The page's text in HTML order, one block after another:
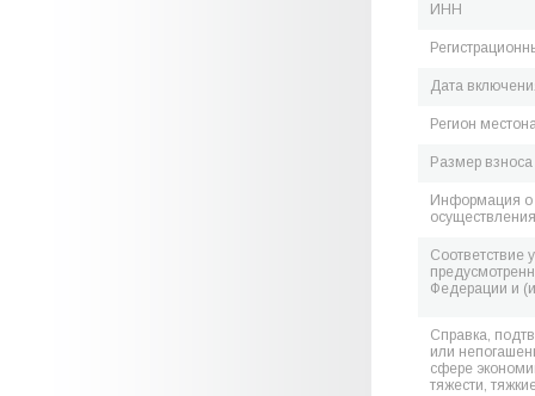
ИНН
Дата
Регион
Размер
Информация о
Соответствие
Федерации и
Справка,
или
сфере
тяжести,